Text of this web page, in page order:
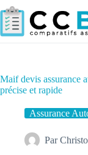
Passer
au
contenu
Maif devis assurance
précise et rapide
Assurance
Par